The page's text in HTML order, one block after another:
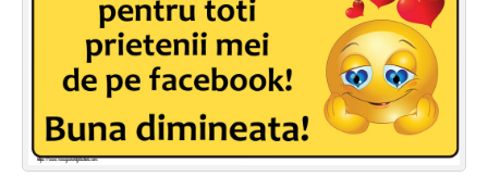
Felicitari muzicale personalizate
Felicitari animate
Invitatii personalizate